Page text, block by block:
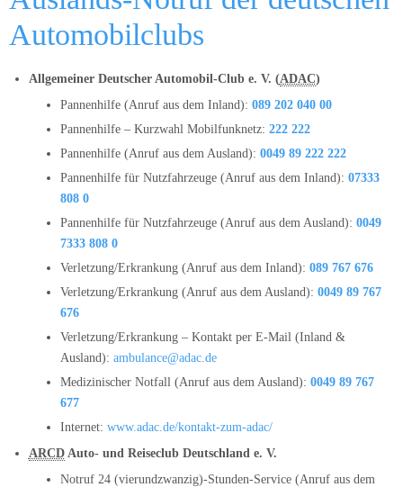
Automobilclubs
Allgemeiner Deutscher Automobil-Club e. V. (ADAC)
Pannenhilfe (Anruf aus dem Inland):089 202 040 00
Pannenhilfe – Kurzwahl Mobilfunknetz:222 222
Pannenhilfe (Anruf aus dem Ausland):0049 89 222 222
Pannenhilfe für Nutzfahrzeuge (Anruf aus dem Inland):07333
808 0
Pannenhilfe für Nutzfahrzeuge (Anruf aus dem Ausland):0049
7333 808 0
Verletzung/Erkrankung (Anruf aus dem Inland):089 767 676
Verletzung/Erkrankung (Anruf aus dem Ausland):0049 89 767
676
Verletzung/Erkrankung – Kontakt per E-Mail (Inland &
Ausland):ambulance@adac.de
Medizinischer Notfall (Anruf aus dem Ausland):0049 89 767
677
Internet:www.adac.de/kontakt-zum-adac/
ARCDAuto- und Reiseclub Deutschland e. V.
Notruf 24 (vierundzwanzig)-Stunden-Service (Anruf aus dem